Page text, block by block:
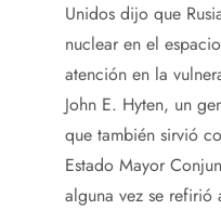
Unidos dijo que
nuclear en el
atención en la
John E. Hyten, un
que también sirvió
Estado Mayor
alguna vez se refirió